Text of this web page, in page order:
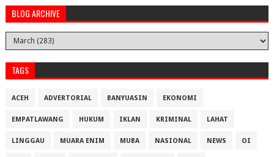
BLOG ARCHIVE
TAGS
ACEH ADVERTORIAL BANYUASIN EKONOMI
EMPATLAWANG HUKUM IKLAN KRIMINAL LAHAT
LINGGAU MUARA ENIM MUBA NASIONAL NEWS OI